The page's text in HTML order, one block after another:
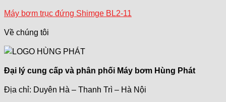
Máy bơm trục đứng Shimge BL2-11
Về chúng tôi
Đại lý cung cấp và phân phối Máy bơm Hùng Phát
Địa chỉ: Duyên Hà – Thanh Trì – Hà Nội